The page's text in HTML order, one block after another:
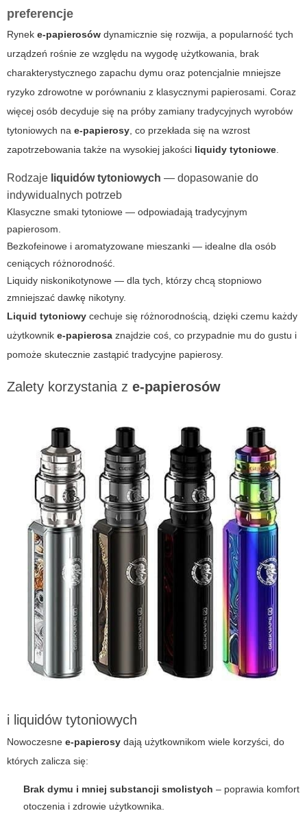
preferencje
Rynek e-papierosów dynamicznie się rozwija, a popularność tych
urządzeń rośnie ze względu na wygodę użytkowania, brak
charakterystycznego zapachu dymu oraz potencjalnie mniejsze
ryzyko zdrowotne w porównaniu z klasycznymi papierosami. Coraz
więcej osób decyduje się na próby zamiany tradycyjnych wyrobów
tytoniowych na e-papierosy, co przekłada się na wzrost
zapotrzebowania także na wysokiej jakości liquidy tytoniowe.
Rodzaje liquidów tytoniowych — dopasowanie do
indywidualnych potrzeb
Klasyczne smaki tytoniowe — odpowiadają tradycyjnym
papierosom.
Bezkofeinowe i aromatyzowane mieszanki — idealne dla osób
ceniących różnorodność.
Liquidy niskonikotynowe — dla tych, którzy chcą stopniowo
zmniejszać dawkę nikotyny.
Liquid tytoniowy cechuje się różnorodnością, dzięki czemu każdy
użytkownik e-papierosa znajdzie coś, co przypadnie mu do gustu i
pomoże skutecznie zastąpić tradycyjne papierosy.
Zalety korzystania z e-papierosów
i liquidów tytoniowych
Nowoczesne e-papierosy dają użytkownikom wiele korzyści, do
których zalicza się:
Brak dymu i mniej substancji smolistych – poprawia komfort
otoczenia i zdrowie użytkownika.